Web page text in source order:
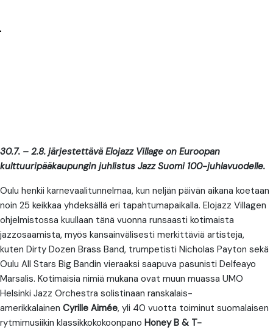
30.7. – 2.8. järjestettävä Elojazz Village on Euroopan
kulttuuripääkaupungin juhlistus Jazz Suomi 100-juhlavuodelle.
Oulu henkii karnevaalitunnelmaa, kun neljän päivän aikana koetaan
noin 25 keikkaa yhdeksällä eri tapahtumapaikalla. Elojazz Villagen
ohjelmistossa kuullaan tänä vuonna runsaasti kotimaista
jazzosaamista, myös kansainvälisesti merkittäviä artisteja,
kuten Dirty Dozen Brass Band, trumpetisti Nicholas Payton sekä
Oulu All Stars Big Bandin vieraaksi saapuva pasunisti Delfeayo
Marsalis. Kotimaisia nimiä mukana ovat muun muassa UMO
Helsinki Jazz Orchestra solistinaan ranskalais-
amerikkalainen Cyrille Aimée, yli 40 vuotta toiminut suomalaisen
rytmimusiikin klassikkokokoonpano Honey B & T-